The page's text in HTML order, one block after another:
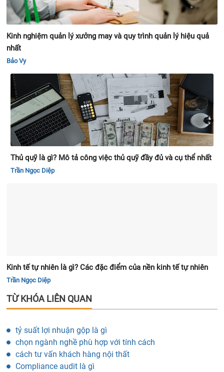
Kinh nghiệm quản lý xưởng may và quy trình quản lý hiệu quả
nhất
Bảo Vy
Thủ quỹ là gì? Mô tả công việc thủ quỹ đầy đủ và cụ thể nhất
Trần Ngọc Diệp
Kinh tế tự nhiên là gì? Các đặc điểm của nền kinh tế tự nhiên
Trần Ngọc Diệp
TỪ KHÓA LIÊN QUAN
tỷ suất lợi nhuận gộp là gì
chọn ngành nghề phù hợp với tính cách
cách tư vấn khách hàng nội thất
Compliance audit là gì